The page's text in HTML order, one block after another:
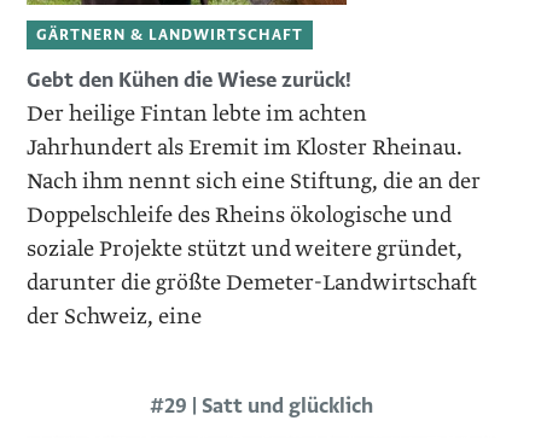
GÄRTNERN & LANDWIRTSCHAFT
Gebt den Kühen die Wiese zurück!
Der heilige Fintan lebte im achten
Jahrhundert als Eremit im Kloster Rheinau.
Nach ihm nennt sich eine Stiftung, die an der
Doppelschleife des Rheins ökologische und
soziale Projekte stützt und weitere gründet,
darunter die größte Demeter-Landwirtschaft
der Schweiz, eine
#29 | Satt und glücklich